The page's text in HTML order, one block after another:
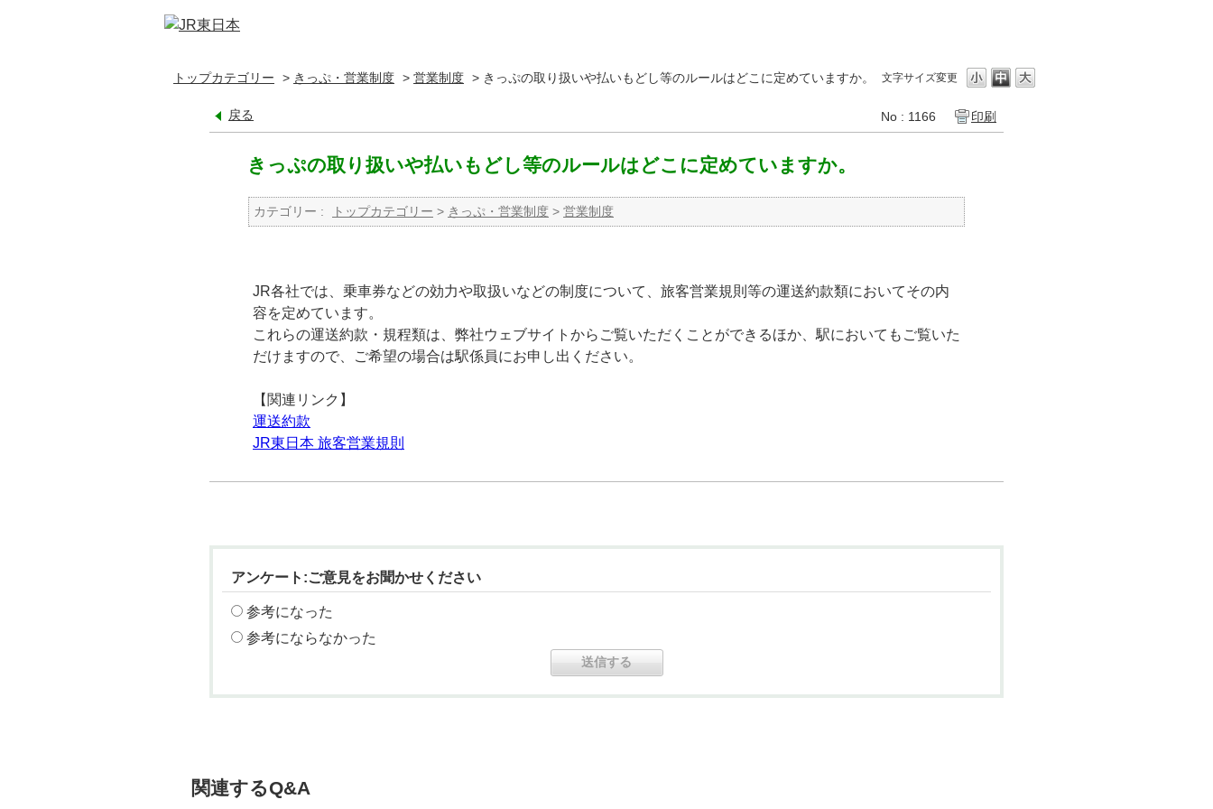
文字サイズ変更
トップカテゴリー > きっぷ・営業制度 > 営業制度 > きっぷの取り扱いや払いもどし等のルールはどこに定めていますか。
戻る No : 1166 印刷
きっぷの取り扱いや払いもどし等のルールはどこに定めていますか。
カテゴリー : トップカテゴリー > きっぷ・営業制度 > 営業制度
JR各社では、乗車券などの効力や取扱いなどの制度について、旅客営業規則等の運送約款類においてその内
容を定めています。
これらの運送約款・規程類は、弊社ウェブサイトからご覧いただくことができるほか、駅においてもご覧いた
だけますので、ご希望の場合は駅係員にお申し出ください。
【関連リンク】
運送約款
JR東日本 旅客営業規則
アンケート:ご意見をお聞かせください
参考になった
参考にならなかった
関連するQ&A